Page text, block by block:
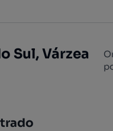
Sul, Várzea